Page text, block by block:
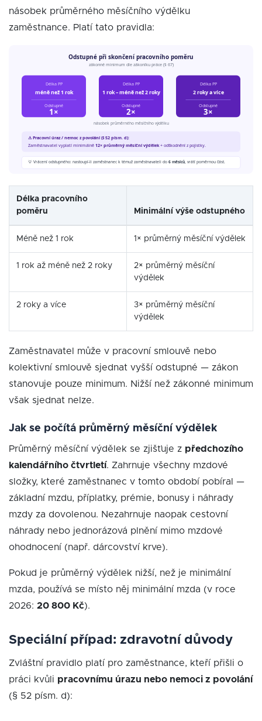
násobek průměrného měsíčního výdělku
zaměstnance. Platí tato pravidla:
Délka pracovního
poměru
Minimální výše odstupného
Méně než 1 rok 1× průměrný měsíční výdělek
1 rok až méně než 2 roky
2× průměrný měsíční
výdělek
2 roky a více
3× průměrný měsíční
výdělek
Zaměstnavatel může v pracovní smlouvě nebo
kolektivní smlouvě sjednat vyšší odstupné — zákon
stanovuje pouze minimum. Nižší než zákonné minimum
však sjednat nelze.
Jak se počítá průměrný měsíční výdělek
Průměrný měsíční výdělek se zjišťuje z předchozího
kalendářního čtvrtletí. Zahrnuje všechny mzdové
složky, které zaměstnanec v tomto období pobíral —
základní mzdu, příplatky, prémie, bonusy i náhrady
mzdy za dovolenou. Nezahrnuje naopak cestovní
náhrady nebo jednorázová plnění mimo mzdové
ohodnocení (např. dárcovství krve).
Pokud je průměrný výdělek nižší, než je minimální
mzda, používá se místo něj minimální mzda (v roce
2026: 20 800 Kč).
Speciální případ: zdravotní důvody
Zvláštní pravidlo platí pro zaměstnance, kteří přišli o
práci kvůli pracovnímu úrazu nebo nemoci z povolání
(§ 52 písm. d):